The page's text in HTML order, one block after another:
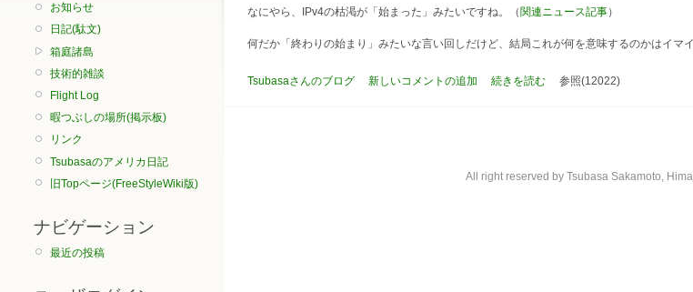
お知らせ
日記(駄文)
箱庭諸島
技術的雑談
Flight Log
暇つぶしの場所(掲示板)
リンク
Tsubasaのアメリカ日記
旧Topページ(FreeStyleWiki版)
ナビゲーション
最近の投稿
なにやら、IPv4の枯渇が「始まった」みたいですね。（ 関連ニュース記事）
何だか「終わりの始まり」みたいな言い回しだけど、結局これが何を意味するのかはイマ
Tsubasaさんのブログ 新しいコメントの追加 続きを読む 参照(12022)
All right reserved by Tsubasa Sakamoto,